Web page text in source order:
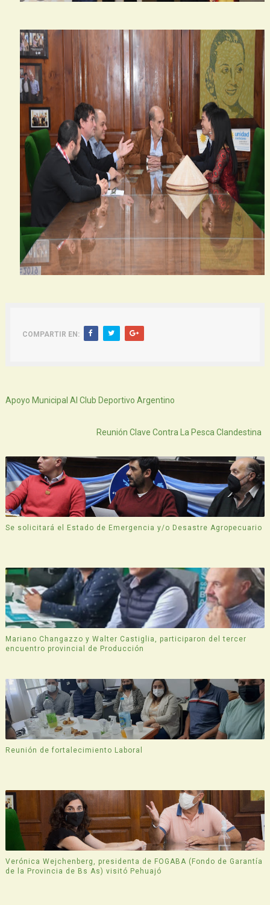
COMPARTIR EN:
Apoyo Municipal Al Club Deportivo Argentino
Reunión Clave Contra La Pesca Clandestina
Se solicitará el Estado de Emergencia y/o Desastre Agropecuario
Mariano Changazzo y Walter Castiglia, participaron del tercer
encuentro provincial de Producción
Reunión de fortalecimiento Laboral
Verónica Wejchenberg, presidenta de FOGABA (Fondo de Garantía
de la Provincia de Bs As) visitó Pehuajó